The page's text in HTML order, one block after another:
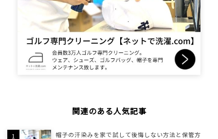
関連のある人気記事
帽子の汗染みを家で試して後悔しない方法と保管方